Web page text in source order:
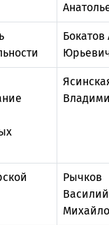
Бокатов
Рычков
Василий